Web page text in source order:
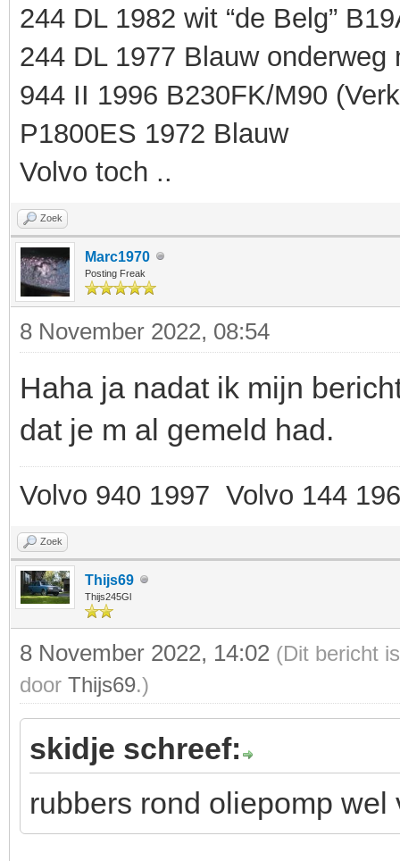
244 DL 1982 wit “de Belg”
244 DL 1977 Blauw
944 II 1996 B230FK/M90
P1800ES 1972 Blauw
Volvo toch ..
Zoek
Marc1970
Posting Freak
8 November 2022, 08:54
Haha ja nadat ik mijn
dat je m al gemeld had.
Volvo 940 1997 Volvo 144
Zoek
Thijs69
Thijs245Gl
8 November 2022, 14:02 (Dit bericht
door Thijs69.)
skidje schreef:
rubbers rond oliepomp wel